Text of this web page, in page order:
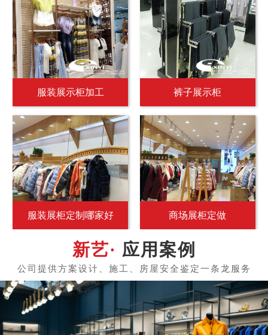
服装展示柜加工 裤子展示柜
服装展柜定制哪家好 商场展柜定做
应用案例